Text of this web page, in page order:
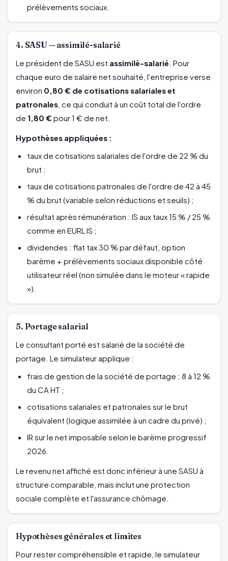
prélèvements sociaux.
4. SASU — assimilé-salarié
Le président de SASU est assimilé-salarié . Pour
chaque euro de salaire net souhaité, l'entreprise verse
environ 0,80 € de cotisations salariales et
patronales , ce qui conduit à un coût total de l'ordre
de 1,80 €pour 1 € de net.
Hypothèses appliquées :
taux de cotisations salariales de l'ordre de 22 % du
brut ;
taux de cotisations patronales de l'ordre de 42 à 45
% du brut (variable selon réductions et seuils) ;
résultat après rémunération : IS aux taux 15 % / 25 %
comme en EURL IS ;
dividendes : flat tax 30 % par défaut, option
barème + prélèvements sociaux disponible côté
utilisateur réel (non simulée dans le moteur « rapide
»).
5. Portage salarial
Le consultant porté est salarié de la société de
portage. Le simulateur applique :
frais de gestion de la société de portage : 8 à 12 %
du CA HT ;
cotisations salariales et patronales sur le brut
équivalent (logique assimilée à un cadre du privé) ;
IR sur le net imposable selon le barème progressif
2026.
Le revenu net affiché est donc inférieur à une SASU à
structure comparable, mais inclut une protection
sociale complète et l'assurance chômage.
Hypothèses générales et limites
Pour rester compréhensible et rapide, le simulateur